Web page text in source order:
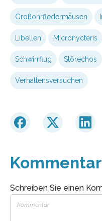
Großohrfledermäusen
Libellen Micronycteris
Schwirrflug Störechos
Verhaltensversuchen
Schreiben Sie einen